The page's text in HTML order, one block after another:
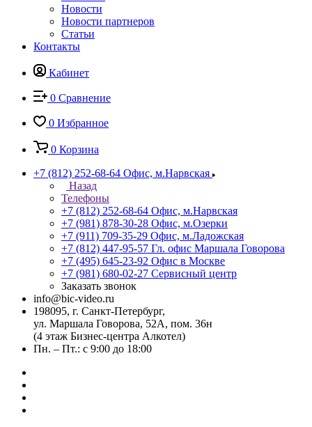
Новости
Новости партнеров
Статьи
Контакты
Кабинет
0 Сравнение
0 Избранное
0 Корзина
+7 (812) 252-68-64 Офис, м.Нарвская
Назад
Телефоны
+7 (812) 252-68-64 Офис, м.Нарвская
+7 (981) 878-30-28 Офис, м.Озерки
+7 (911) 709-35-29 Офис, м.Ладожская
+7 (812) 447-95-57 Гл. офис Маршала Говорова
+7 (495) 645-23-92 Офис в Москве
+7 (981) 680-02-27 Сервисный центр
Заказать звонок
info@bic-video.ru
198095, г. Санкт-Петербург,
ул. Маршала Говорова, 52А, пом. 36н
(4 этаж Бизнес-центра Алкотел)
Пн. – Пт.: с 9:00 до 18:00